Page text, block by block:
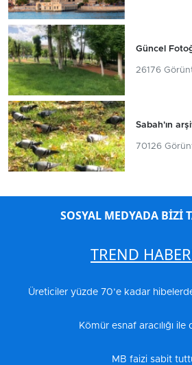
Güncel
26176
Sabah'ın
70126
SOSYAL MEDYADA BİZİ
TREND
Üreticiler yüzde 70’e kadar
Kömür esnaf aracılığı ile
MB faizi sabit